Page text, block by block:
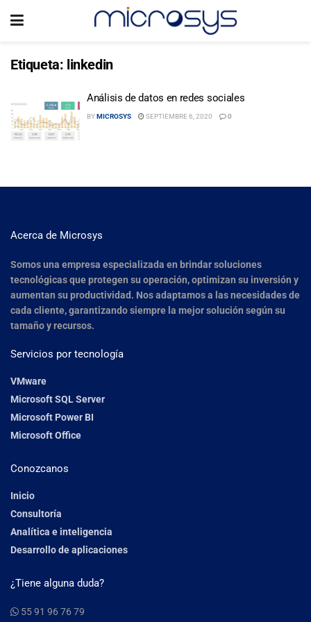
Etiqueta: linkedin
Análisis de datos en redes sociales
BYMICROSYS SEPTIEMBRE 6, 2020 0
Acerca de Microsys
Somos una empresa especializada en brindar soluciones
tecnológicas que protegen su operación, optimizan su inversión y
aumentan su productividad. Nos adaptamos a las necesidades de
cada cliente, garantizando siempre la mejor solución según su
tamaño y recursos.
Servicios por tecnología
VMware
Microsoft SQL Server
Microsoft Power BI
Microsoft Office
Conozcanos
Inicio
Consultoría
Analítica e inteligencia
Desarrollo de aplicaciones
¿Tiene alguna duda?
55 91 96 76 79